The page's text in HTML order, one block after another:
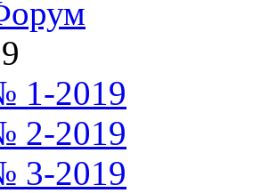
1-2019
2-2019
3-2019